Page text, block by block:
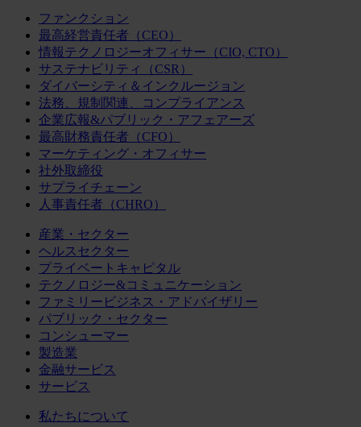
ファンクション
最高経営責任者（CEO）
情報テクノロジーオフィサー（CIO, CTO）
サステナビリティ（CSR）
ダイバーシティ＆インクルージョン
法務、規制関連、コンプライアンス
企業広報&パブリック・アフェアーズ
最高財務責任者（CFO）
マーケティング・オフィサー
社外取締役
サプライチェーン
人事責任者（CHRO）
産業・セクター
ヘルスセクター
プライベートキャピタル
テクノロジー&コミュニケーション
ファミリービジネス・アドバイザリー
パブリック・セクター
コンシューマー
製造業
金融サービス
サービス
私たちについて